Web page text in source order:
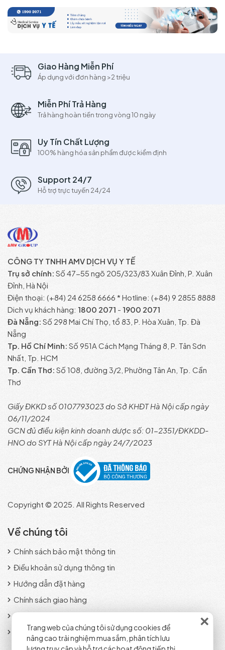
×
Trang web của chúng tôi sử dụng cookies để
nâng cao trải nghiệm mua sắm, phân tích lưu
Giao Hàng Miễn Phí
Áp dụng với đơn hàng >2 triệu
Miễn Phí Trả Hàng
Trả hàng hoàn tiền trong vòng 10 ngày
Uy Tín Chất Lượng
100% hàng hóa sản phẩm được kiểm định
Support 24/7
Hỗ trợ trực tuyến 24/24
CÔNG TY TNHH AMV DỊCH VỤ Y TẾ
Trụ sở chính: Số 47-55 ngõ 205/323/83 Xuân Đỉnh, P. Xuân
Đỉnh, Hà Nội
Điện thoại: (+84) 24 6258 6666 * Hotline: (+84) 9 2855 8888
Dich vụ khách hàng: 1800 2071 - 1900 2071
Đà Nẵng: Số 298 Mai Chí Thọ, tổ 83, P. Hòa Xuân, Tp. Đà
Nẵng
Tp. Hồ Chí Minh: Số 951A Cách Mạng Tháng 8, P. Tân Sơn
Nhất, Tp. HCM
Tp. Cần Thơ: Số 108, đường 3/2, Phường Tân An, Tp. Cần
Thơ
Giấy ĐKKD số 0107793023 do Sở KHĐT Hà Nội cấp ngày
06/11/2024
GCN đủ điều kiện kinh doanh dược số: 01-2351/ĐKKDD-
HNO do SYT Hà Nội cấp ngày 24/7/2023
CHỨNG NHẬN BỞI
Copyright © 2025. All Rights Reserved
Về chúng tôi
Chính sách bảo mật thông tin
Điều khoản sử dụng thông tin
Hướng dẫn đặt hàng
Chính sách giao hàng
Phương thức thanh toán
Chính sách đổi trả sản phẩm